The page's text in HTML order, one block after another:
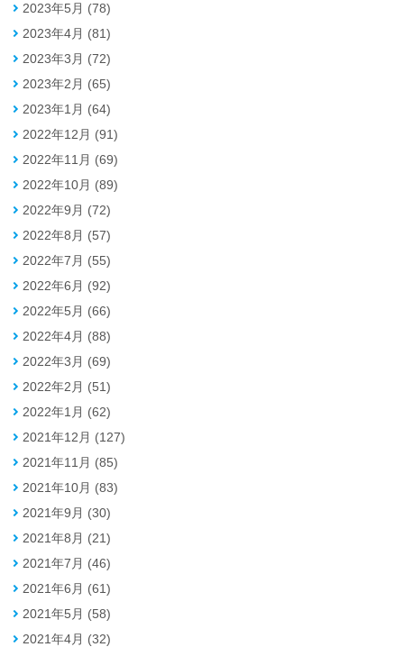
2023年5月 (78)
2023年4月 (81)
2023年3月 (72)
2023年2月 (65)
2023年1月 (64)
2022年12月 (91)
2022年11月 (69)
2022年10月 (89)
2022年9月 (72)
2022年8月 (57)
2022年7月 (55)
2022年6月 (92)
2022年5月 (66)
2022年4月 (88)
2022年3月 (69)
2022年2月 (51)
2022年1月 (62)
2021年12月 (127)
2021年11月 (85)
2021年10月 (83)
2021年9月 (30)
2021年8月 (21)
2021年7月 (46)
2021年6月 (61)
2021年5月 (58)
2021年4月 (32)